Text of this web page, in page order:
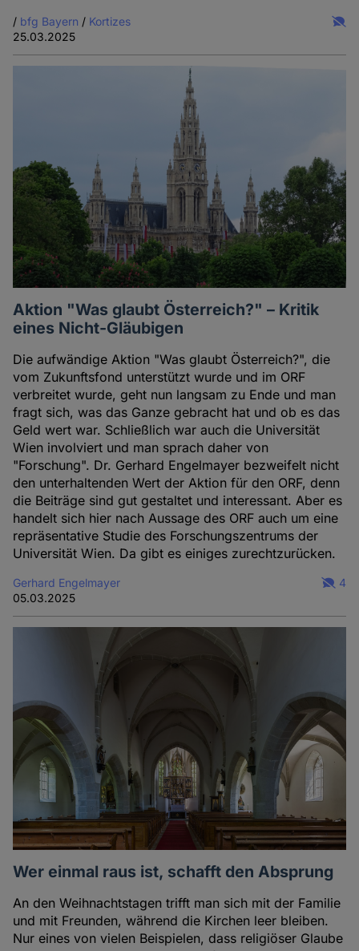
/ bfg Bayern / Kortizes
25.03.2025
Aktion "Was glaubt Österreich?" – Kritik
eines Nicht-Gläubigen
Die aufwändige Aktion "Was glaubt Österreich?", die
vom Zukunftsfond unterstützt wurde und im ORF
verbreitet wurde, geht nun langsam zu Ende und man
fragt sich, was das Ganze gebracht hat und ob es das
Geld wert war. Schließlich war auch die Universität
Wien involviert und man sprach daher von
"Forschung". Dr. Gerhard Engelmayer bezweifelt nicht
den unterhaltenden Wert der Aktion für den ORF, denn
die Beiträge sind gut gestaltet und interessant. Aber es
handelt sich hier nach Aussage des ORF auch um eine
repräsentative Studie des Forschungszentrums der
Universität Wien. Da gibt es einiges zurechtzurücken.
Gerhard Engelmayer
05.03.2025
4
Wer einmal raus ist, schafft den Absprung
An den Weihnachtstagen trifft man sich mit der Familie
und mit Freunden, während die Kirchen leer bleiben.
Nur eines von vielen Beispielen, dass religiöser Glaube